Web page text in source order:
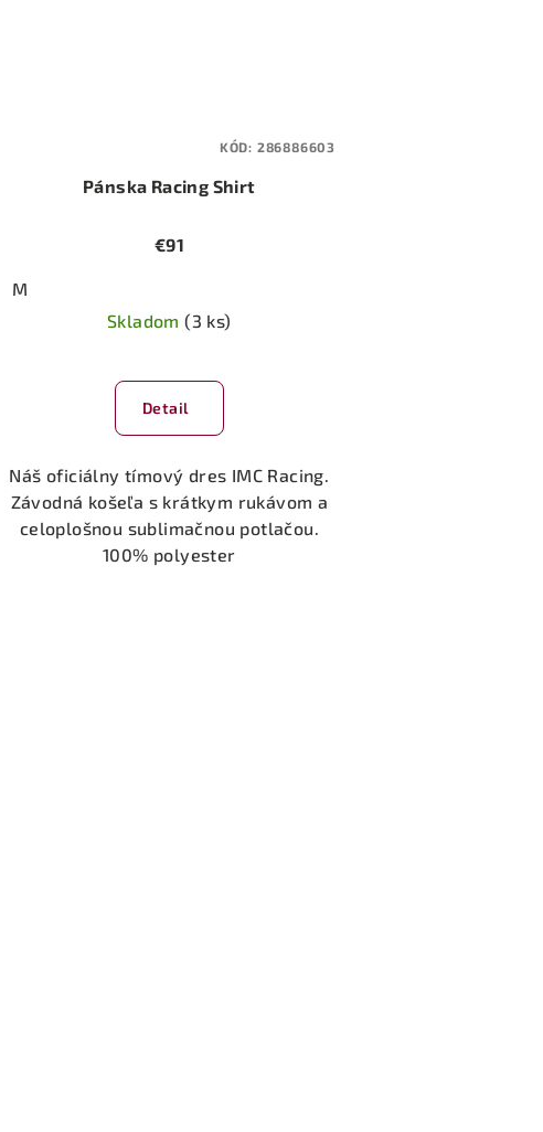
Pánska Racing Shirt
€91
M
Skladom(3 ks)
hodnotenie
produktu
je
5,0
z
hviezdičiek.
Detail
Náš oficiálny tímový dres IMC Racing.
Závodná košeľa s krátkym rukávom a
celoplošnou sublimačnou potlačou.
100% polyester
KÓD: 286886603